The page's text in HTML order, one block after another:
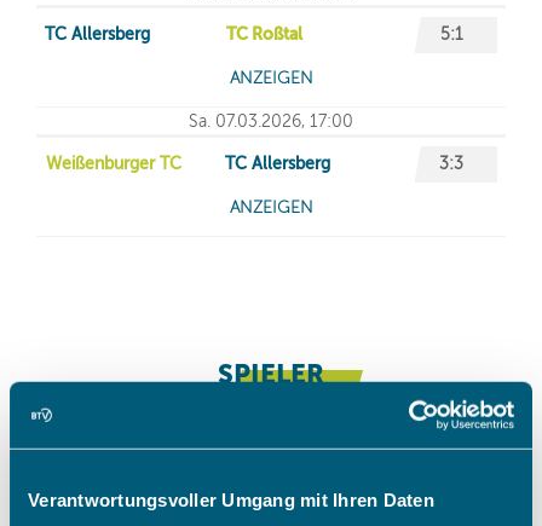
Verantwortungsvoller Umgang mit Ihren Daten